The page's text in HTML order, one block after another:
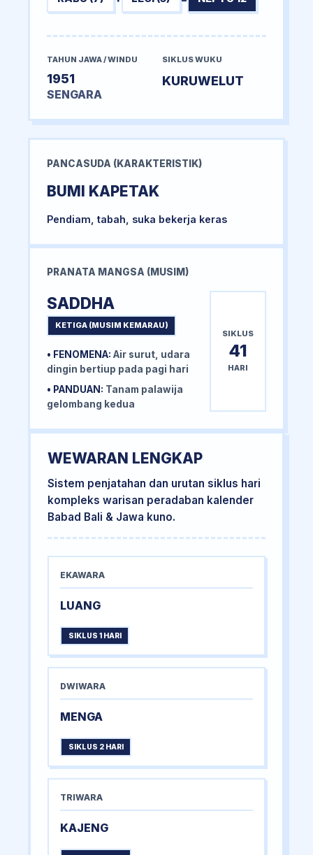
TAHUN JAWA / WINDU
1951
SENGARA
SIKLUS WUKU
KURUWELUT
PANCASUDA (KARAKTERISTIK)
BUMI KAPETAK
Pendiam, tabah, suka bekerja keras
PRANATA MANGSA (MUSIM)
SADDHA
KETIGA (MUSIM KEMARAU)
• FENOMENA: Air surut, udara
dingin bertiup pada pagi hari
• PANDUAN: Tanam palawija
gelombang kedua
SIKLUS
41
HARI
WEWARAN LENGKAP
Sistem penjatahan dan urutan siklus hari
kompleks warisan peradaban kalender
Babad Bali & Jawa kuno.
EKAWARA
LUANG
SIKLUS 1 HARI
DWIWARA
MENGA
SIKLUS 2 HARI
TRIWARA
KAJENG